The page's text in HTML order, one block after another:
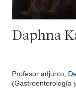
Daphna
Profesor adjunto,
(Gastroenterología